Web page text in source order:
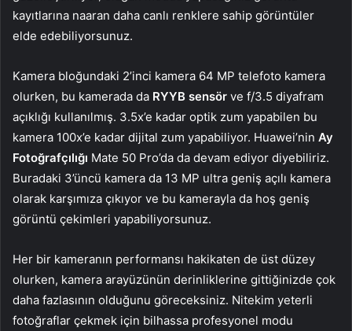
kayıtlarına naaran daha canlı renklere sahip görüntüler
elde edebiliyorsunuz.
Kamera bloğundaki 2’inci kamera 64 MP telefoto kamera
olurken, bu kamerada da RYYB sensör ve f/3.5 diyafram
açıklığı kullanılmış. 3.5x’e kadar optik zum yapabilen bu
kamera 100x’e kadar dijital zum yapabiliyor. Huawei’nin Ay
Fotoğrafçılığı Mate 50 Pro’da da devam ediyor diyebiliriz.
Buradaki 3’üncü kamera da 13 MP ultra geniş açılı kamera
olarak karşımıza çıkıyor ve bu kamerayla da hoş geniş
görüntü çekimleri yapabiliyorsunuz.
Her bir kameranın performansı hakikaten de üst düzey
olurken, kamera arayüzünün derinliklerine gittiğinizde çok
daha fazlasının olduğunu göreceksiniz. Nitekim yeterli
fotoğraflar çekmek için bilhassa profesyonel modu